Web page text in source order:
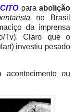
paraabolição
no Brasil
da imprensa
Tv). Claro que o
investiu pesado
ou